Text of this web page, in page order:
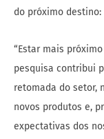
do próximo
“Estar mais
pesquisa contribui
retomada do setor,
novos produtos e,
expectativas dos